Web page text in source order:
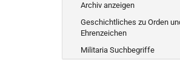
Archiv anzeigen
Geschichtliches zu Orden
Ehrenzeichen
Militaria Suchbegriffe